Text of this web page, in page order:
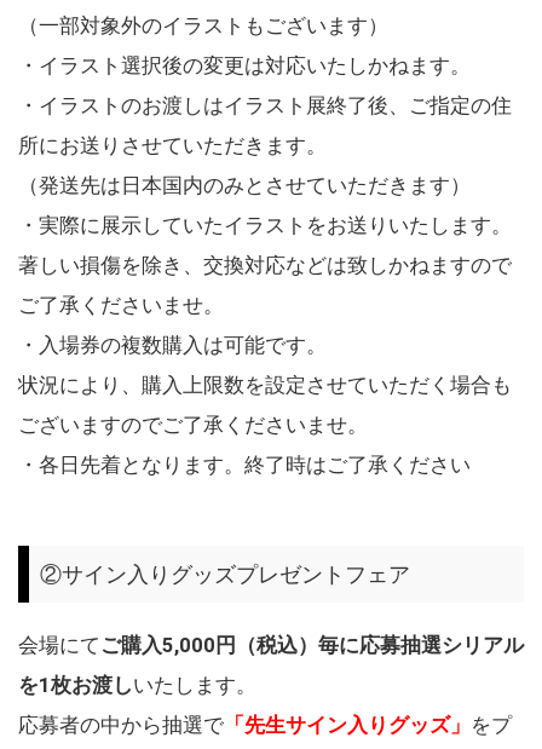
（一部対象外のイラストもございます）
・イラスト選択後の変更は対応いたしかねます。
・イラストのお渡しはイラスト展終了後、ご指定の住
所にお送りさせていただきます。
（発送先は日本国内のみとさせていただきます）
・実際に展示していたイラストをお送りいたします。
著しい損傷を除き、交換対応などは致しかねますので
ご了承くださいませ。
・入場券の複数購入は可能です。
状況により、購入上限数を設定させていただく場合も
ございますのでご了承くださいませ。
・各日先着となります。終了時はご了承ください
②サイン入りグッズプレゼントフェア
会場にて ご購入5,000円（税込）毎に応募抽選シリアル
を1枚お渡しいたします。
応募者の中から抽選で 「先生サイン入りグッズ」 をプ